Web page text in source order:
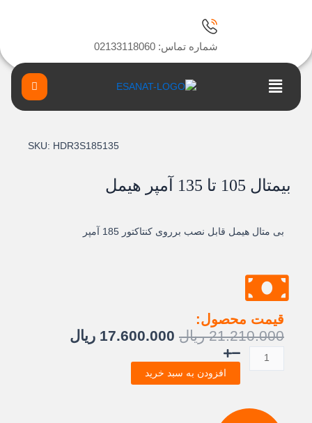
شماره تماس: 02133118060
Main
SKU: HDR3S185135
بیمتال 105 تا 135 آمپر هیمل
بی متال هیمل قابل نصب برروی کنتاکتور 185 آمپر
قیمت محصول:
21.210.000 ریال قیمت
بود.
17.600.000 ریال
بیمتال
105
آمپر
افزودن به سبد خرید